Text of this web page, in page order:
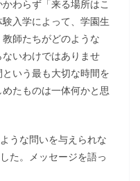
わらず「来る場所はこ
入学によって、学園生
師たちがどのような
いわけではありませ
いう最も大切な時間を
たものは一体何かと思
うな問いを与えられな
た。メッセージを語っ